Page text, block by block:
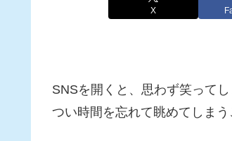
X
SNSを開くと、思わず笑って
つい時間を忘れて眺めてしまう